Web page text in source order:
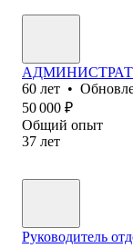
60 лет •
50 000 ₽
Общий опыт
37 лет
Руководитель